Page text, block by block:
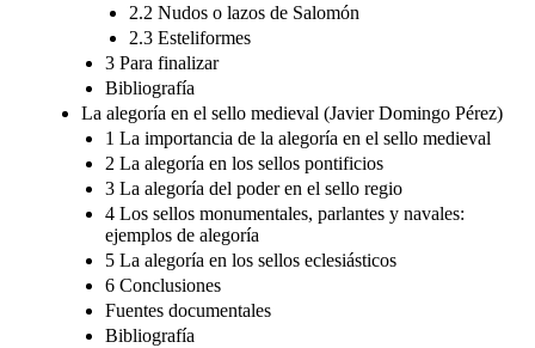
2.2 Nudos o lazos de Salomón
2.3 Esteliformes
3 Para finalizar
Bibliografía
La alegoría en el sello medieval (Javier Domingo Pérez)
1 La importancia de la alegoría en el sello medieval
2 La alegoría en los sellos pontificios
3 La alegoría del poder en el sello regio
4 Los sellos monumentales, parlantes y navales:
ejemplos de alegoría
5 La alegoría en los sellos eclesiásticos
6 Conclusiones
Fuentes documentales
Bibliografía